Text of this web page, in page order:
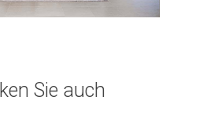
Sie auch